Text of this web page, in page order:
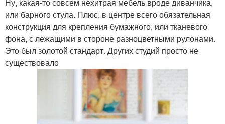
Ну, какая-то совсем нехитрая мебель вроде диванчика,
или барного стула. Плюс, в центре всего обязательная
конструкция для крепления бумажного, или тканевого
фона, с лежащими в стороне разноцветными рулонами.
Это был золотой стандарт. Других студий просто не
существовало